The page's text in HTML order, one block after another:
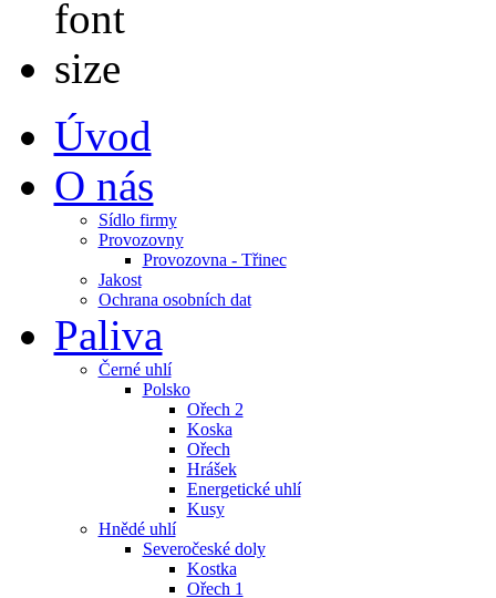
Úvod
O nás
Sídlo firmy
Provozovny
Provozovna - Třinec
Jakost
Ochrana osobních dat
Paliva
Černé uhlí
Polsko
Ořech 2
Koska
Ořech
Hrášek
Energetické uhlí
Kusy
Hnědé uhlí
Severočeské doly
Kostka
Ořech 1